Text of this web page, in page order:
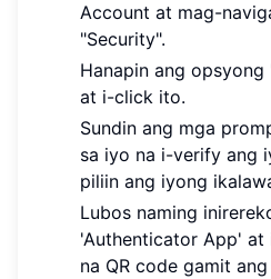
Account at mag-
"Security".
Hanapin ang
at i-click ito.
Sundin ang mga
sa iyo na i-verify ang
piliin ang iyong
Lubos naming
'Authenticator App' at
na QR code gamit